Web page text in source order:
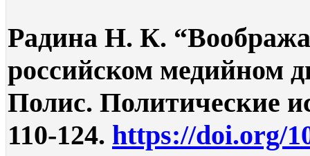
Радина Н. К.
российском медийном
Полис. Политические
110-124. https://doi.org/